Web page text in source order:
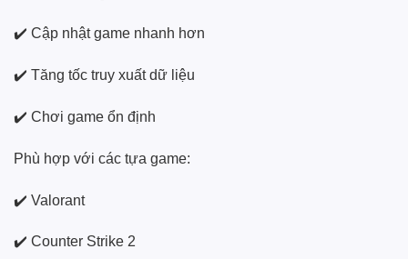
✔️ Cập nhật game nhanh hơn
✔️ Tăng tốc truy xuất dữ liệu
✔️ Chơi game ổn định
Phù hợp với các tựa game:
✔️ Valorant
✔️ Counter Strike 2